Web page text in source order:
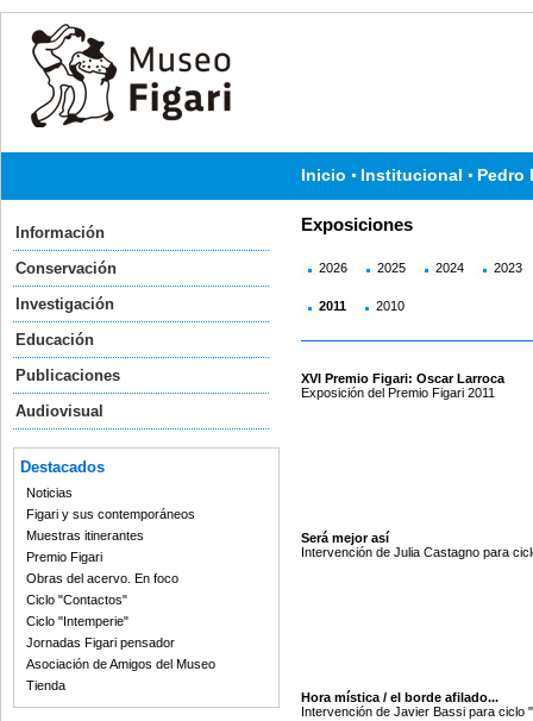
Inicio Institucional Pedro
Información
Conservación
Investigación
Educación
Publicaciones
Audiovisual
Destacados
Noticias
Figari y sus contemporáneos
Muestras itinerantes
Premio Figari
Obras del acervo. En foco
Ciclo "Contactos"
Ciclo "Intemperie"
Jornadas Figari pensador
Asociación de Amigos del Museo
Tienda
Exposiciones
2026 2025 2024 2023
2011 2010
XVI Premio Figari: Oscar Larroca
Exposición del Premio Figari 2011
Será mejor así
Intervención de Julia Castagno para
Hora mística / el borde afilado...
Intervención de Javier Bassi para ciclo